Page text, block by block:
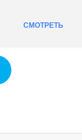
СМОТРЕТЬ